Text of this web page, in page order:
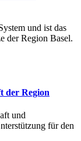
und ist das
der Region Basel.
der Region
und
für den